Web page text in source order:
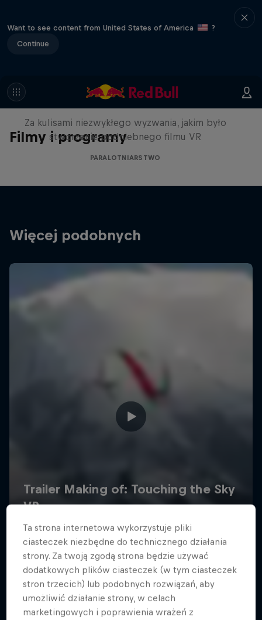
Want to see content from United States of America
?
Continue
Filmy i programy
Making of: Touching the Sky VR
Za kulisami niezwykłego wyzwania, jakim było
stworzenie podniebnego filmu VR
PARALOTNIARSTWO
Więcej podobnych
Ta strona internetowa wykorzystuje pliki
ciasteczek niezbędne do technicznego działania
strony. Za twoją zgodą strona będzie używać
dodatkowych plików ciasteczek (w tym ciasteczek
stron trzecich) lub podobnych rozwiązań, aby
umożliwić działanie strony, w celach
marketingowych i poprawienia wrażeń z